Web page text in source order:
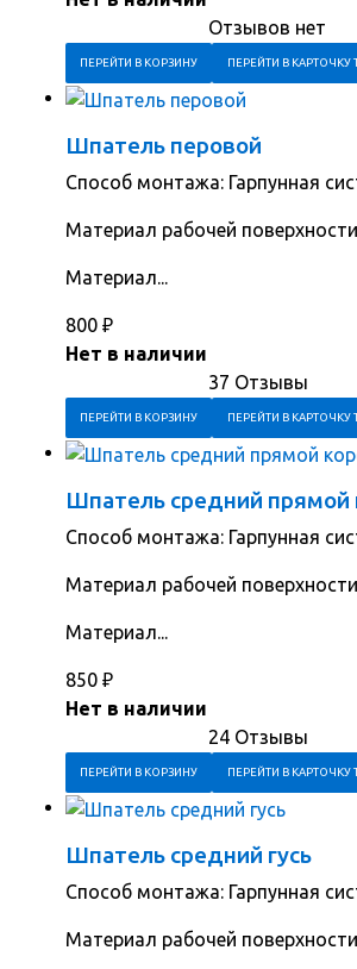
Отзывов нет
ПЕРЕЙТИ В КОРЗИНУ ПЕРЕЙТИ В КАРТОЧКУ
Шпатель перовой
Способ монтажа: Гарпунная
Материал рабочей
Материал...
800 ₽
Нет в наличии
37 Отзывы
ПЕРЕЙТИ В КОРЗИНУ ПЕРЕЙТИ В КАРТОЧКУ
Шпатель средний прямой
Способ монтажа: Гарпунная
Материал рабочей
Материал...
850 ₽
Нет в наличии
24 Отзывы
ПЕРЕЙТИ В КОРЗИНУ ПЕРЕЙТИ В КАРТОЧКУ
Шпатель средний гусь
Способ монтажа: Гарпунная
Материал рабочей